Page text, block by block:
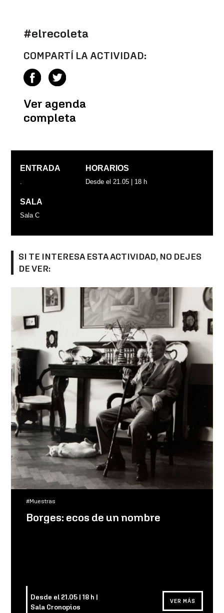
#elrecoleta
COMPARTÍ LA ACTIVIDAD:
Ver agenda
completa
ENTRADA
.
HORARIOS
Desde el 21.05 | 18 h
SALA
Sala C
SI TE INTERESA ESTA ACTIVIDAD, NO DEJES
DE VER:
#Muestras
Borges: ecos de un nombre
Desde el 21.05 | 18 h |
Sala Cronopios
VER MÁS